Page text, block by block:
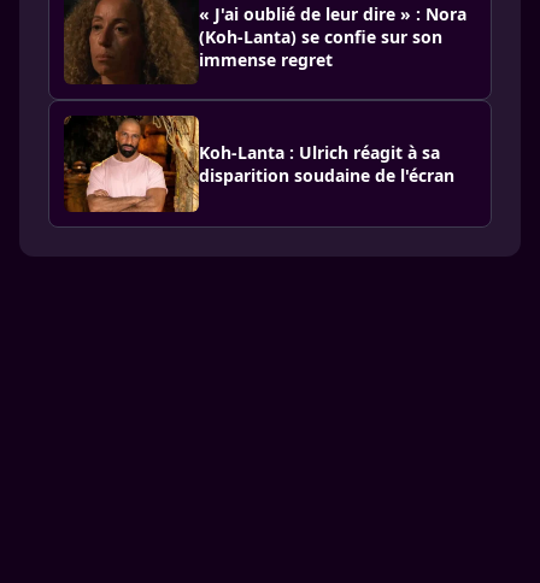
« J'ai oublié de leur dire » : Nora
(Koh-Lanta) se confie sur son
immense regret
Koh-Lanta : Ulrich réagit à sa
disparition soudaine de l'écran